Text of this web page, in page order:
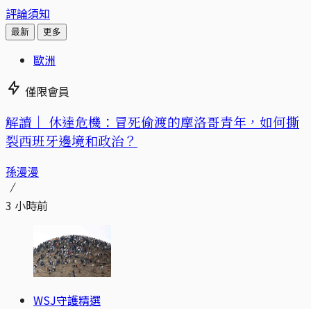
評論須知
最新 更多
歐洲
僅限會員
解讀｜ 休達危機：冒死偷渡的摩洛哥青年，如何撕
裂西班牙邊境和政治？
孫漫漫
3 小時前
WSJ守護精選